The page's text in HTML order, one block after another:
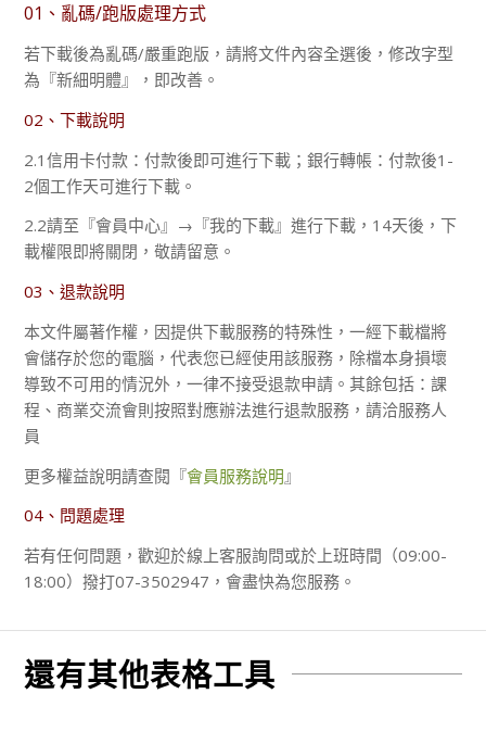
01、亂碼/跑版處理方式
若下載後為亂碼/嚴重跑版，請將文件內容全選後，修改字型
為『新細明體』，即改善。
02、下載說明
2.1信用卡付款：付款後即可進行下載；銀行轉帳：付款後1-
2個工作天可進行下載。
2.2請至『會員中心』→『我的下載』進行下載，14天後，下
載權限即將關閉，敬請留意。
03、退款說明
本文件屬著作權，因提供下載服務的特殊性，一經下載檔將
會儲存於您的電腦，代表您已經使用該服務，除檔本身損壞
導致不可用的情況外，一律不接受退款申請。其餘包括：課
程、商業交流會則按照對應辦法進行退款服務，請洽服務人
員
更多權益說明請查閱『會員服務說明 』
04、問題處理
若有任何問題，歡迎於線上客服詢問或於上班時間（09:00-
18:00）撥打07-3502947，會盡快為您服務。
還有其他表格工具